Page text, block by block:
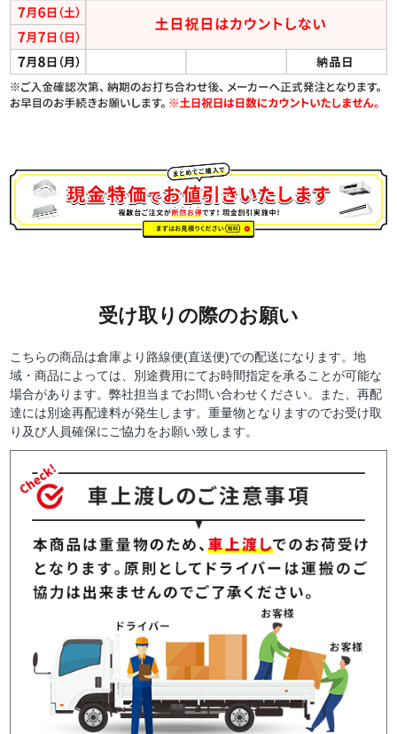
受け取りの際のお願い
こちらの商品は倉庫より路線便(直送便)での配送になります。地
域・商品によっては、別途費用にてお時間指定を承ることが可能な
場合があります。弊社担当までお問い合わせください。また、再配
達には別途再配達料が発生します。重量物となりますのでお受け取
り及び人員確保にご協力をお願い致します。